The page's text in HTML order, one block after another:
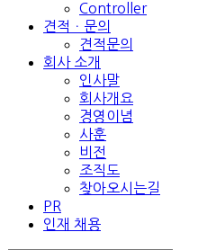
Controller
견적ㆍ문의
견적문의
회사 소개
인사말
회사개요
경영이념
사훈
비전
조직도
찾아오시는길
PR
인재 채용